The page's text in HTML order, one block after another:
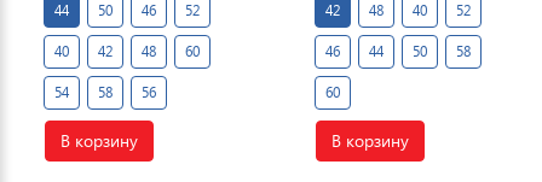
44 50 46 52
40 42 48 60
54 58 56
В корзину
42 48 40 52
46 44 50 58
60
В корзину